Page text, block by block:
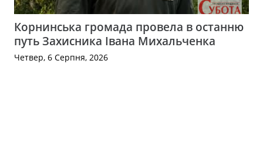
Корнинська громада провела в останню
путь Захисника Івана Михальченка
Четвер, 6 Серпня, 2026